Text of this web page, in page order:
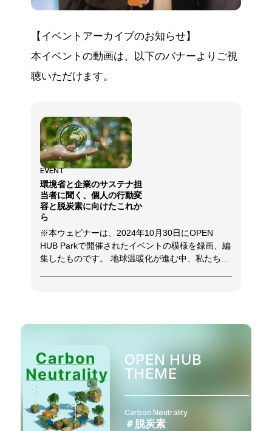
【イベントアーカイブのお知らせ】
本イベントの動画は、以下のバナーよりご視
聴いただけます。
EVENT
環境省と企業のサステナ担
当者に聞く、個人の行動変
容と脱炭素に向けたこれか
ら
※本ウェビナーは、2024年10月30日にOPEN
HUB Parkで開催されたイベントの模様を録画、編
集したものです。 地球温暖化が進む中、私たちビ
アクションが必要だと考えられている中、環境省
コ活：脱炭素につながる新しい豊かな暮らしを創
る国民運動
（https://ondankataisaku.env.go.jp/decokatsu/）
今回のイベントでは、環境省より「ライフスタイ
ル変革と官民連携への期待」というテーマでの講
演と、国民の行動変容を促す「デコ活」の取り組
OPEN HUB
THEME
Carbon Neutrality
＃脱炭素